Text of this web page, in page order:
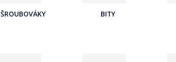
ŠROUBOVÁKY BITY